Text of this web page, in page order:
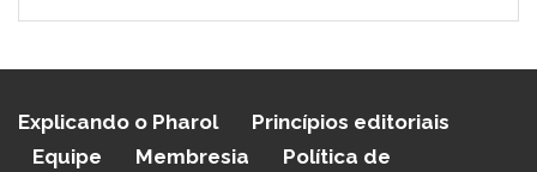
Explicando o Pharol
Princípios editoriais
Equipe
Membresia
Política de